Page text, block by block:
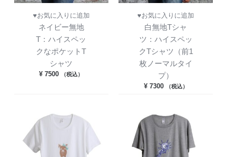
♥お気に入りに追加
ネイビー無地
T：ハイスペッ
クなポケットT
シャツ
¥ 7500 （税込）
♥お気に入りに追加
白無地Tシャ
ツ：ハイスペッ
クTシャツ（前1
枚ノーマルタイ
プ）
¥7300 （税込）